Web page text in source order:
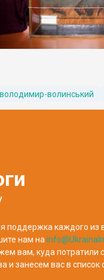
володимир-волинський
поддержка каждого из
нам на
вам, куда потратили
и занесем вас в список